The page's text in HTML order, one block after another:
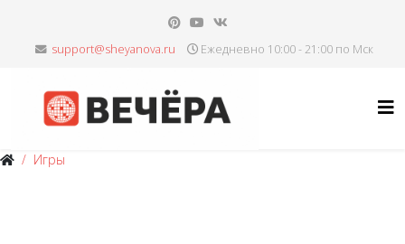
Ежедневно 10:00 - 21:00 по Мск
Игры